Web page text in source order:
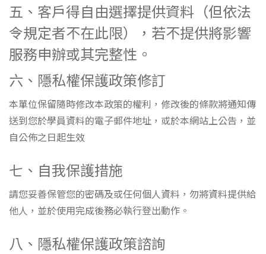
五、客戶得自由選擇提供資料（但依法
令規定者不在此限），若不提供將影響
服務申辦或其完整性。
六、隱私權保護政策修訂
本單位保留隨時修改本政策的權利，修改後的條款將通知傳
送到您於學員資料的電子郵件地址，或於本網站上公告，並
自公佈之日起生效
七、自我保護措施
請您妥善保管您的密碼及或任何個人資料，勿將資料提供給
他人，並於使用完成後務必執行登出動作。
八、隱私權保護政策諮詢